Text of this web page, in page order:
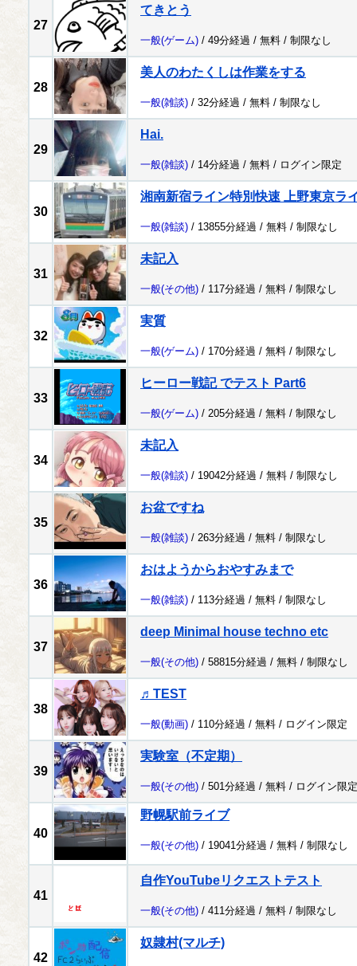
27
てきとう
一般(ゲーム) / 49分経過 / 無料 / 制限なし
28
美人のわたくしは作業をする
一般(雑談) / 32分経過 / 無料 / 制限なし
29
Hai.
一般(雑談) / 14分経過 / 無料 / ログイン限定
30
湘南新宿ライン特別快速 上野東京ラ
一般(雑談) / 13855分経過 / 無料 / 制限なし
31
未記入
一般(その他) / 117分経過 / 無料 / 制限なし
32
実質
一般(ゲーム) / 170分経過 / 無料 / 制限なし
33
ヒーロー戦記 でテスト Part6
一般(ゲーム) / 205分経過 / 無料 / 制限なし
34
未記入
一般(雑談) / 19042分経過 / 無料 / 制限なし
35
お盆ですね
一般(雑談) / 263分経過 / 無料 / 制限なし
36
おはようからおやすみまで
一般(雑談) / 113分経過 / 無料 / 制限なし
37
deep Minimal house techno etc
一般(その他) / 58815分経過 / 無料 / 制限なし
38
♬TEST
一般(動画) / 110分経過 / 無料 / ログイン限定
39
実験室（不定期）
一般(その他) / 501分経過 / 無料 / ログイン限定
40
野幌駅前ライブ
一般(その他) / 19041分経過 / 無料 / 制限なし
41
自作YouTubeリクエストテスト
一般(その他) / 411分経過 / 無料 / 制限なし
42
奴隷村(マルチ)